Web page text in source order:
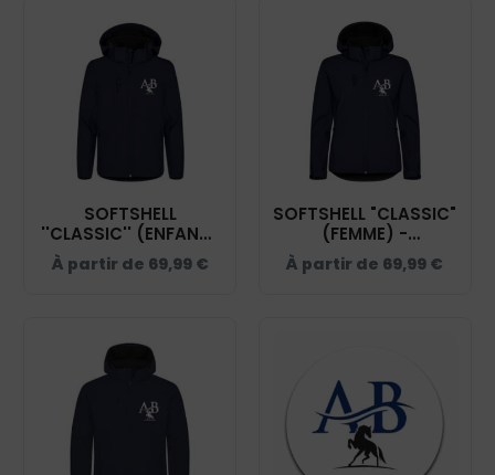
SOFTSHELL
''CLASSIC'' (ENFANT)
- AB.EQUITATION -
NAVY - 0200909
À partir de 69,99 €
SOFTSHELL "CLASSIC"
(FEMME) -
AB.EQUITATION -
NAVY - 0200917
À partir de 69,99 €